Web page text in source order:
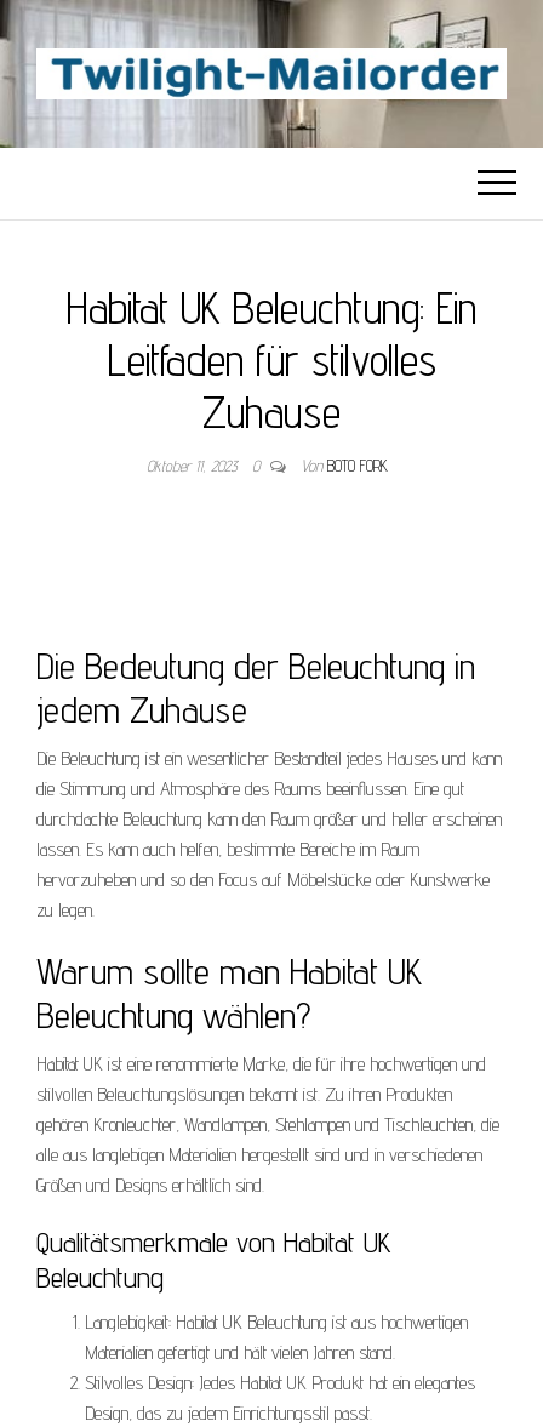
TWILIGHT-
MAILORDER
Beste Content-Sharing-Site
Habitat UK Beleuchtung: Ein
Leitfaden für stilvolles
Zuhause
Oktober 11, 2023 0 Von BOTO FORK
Die Bedeutung der Beleuchtung in
jedem Zuhause
Die Beleuchtung ist ein wesentlicher Bestandteil jedes Hauses und kann
die Stimmung und Atmosphäre des Raums beeinflussen. Eine gut
durchdachte Beleuchtung kann den Raum größer und heller erscheinen
lassen. Es kann auch helfen, bestimmte Bereiche im Raum
hervorzuheben und so den Focus auf Möbelstücke oder Kunstwerke
zu legen.
Warum sollte man Habitat UK
Beleuchtung wählen?
Habitat UK ist eine renommierte Marke, die für ihre hochwertigen und
stilvollen Beleuchtungslösungen bekannt ist. Zu ihren Produkten
gehören Kronleuchter, Wandlampen, Stehlampen und Tischleuchten, die
alle aus langlebigen Materialien hergestellt sind und in verschiedenen
Größen und Designs erhältlich sind.
Qualitätsmerkmale von Habitat UK
Beleuchtung
Langlebigkeit: Habitat UK Beleuchtung ist aus hochwertigen
Materialien gefertigt und hält vielen Jahren stand.
Stilvolles Design: Jedes Habitat UK Produkt hat ein elegantes
Design, das zu jedem Einrichtungsstil passt.